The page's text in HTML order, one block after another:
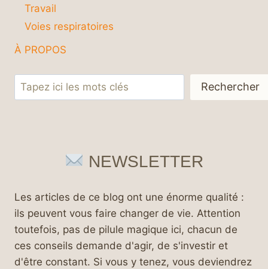
Travail
Voies respiratoires
À PROPOS
Rechercher Rechercher
NEWSLETTER
Les articles de ce blog ont une énorme qualité :
ils peuvent vous faire changer de vie. Attention
toutefois, pas de pilule magique ici, chacun de
ces conseils demande d'agir, de s'investir et
d'être constant. Si vous y tenez, vous deviendrez